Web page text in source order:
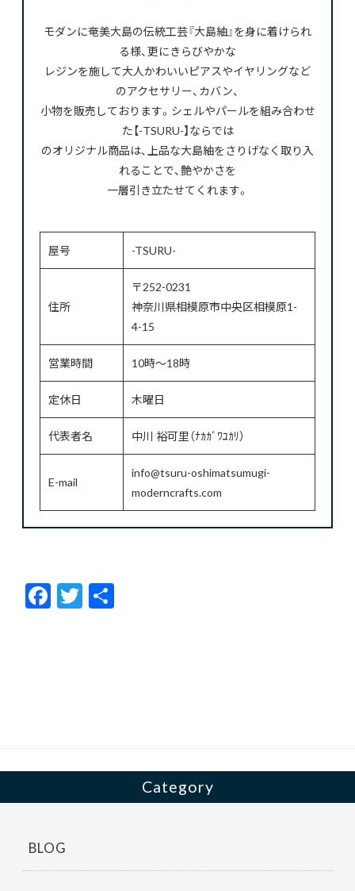
モダンに奄美大島の伝統工芸『大島紬』を身に着けられ
る様、更にきらびやかな
レジンを施して大人かわいいピアスやイヤリングなど
のアクセサリー、カバン、
小物を販売しております。シェルやパールを組み合わせ
た【-TSURU-】ならでは
のオリジナル商品は、上品な大島紬をさりげなく取り入
れることで、艶やかさを
一層引き立たせてくれます。
屋号 -TSURU-
住所
〒252-0231
神奈川県相模原市中央区相模原1-
4-15
営業時間 10時～18時
定休日 木曜日
代表者名 中川 裕可里（ﾅｶｶﾞﾜﾕｶﾘ）
E-mail
info@tsuru-oshimatsumugi-
moderncrafts.com
F
ac
T
w
Category
BLOG